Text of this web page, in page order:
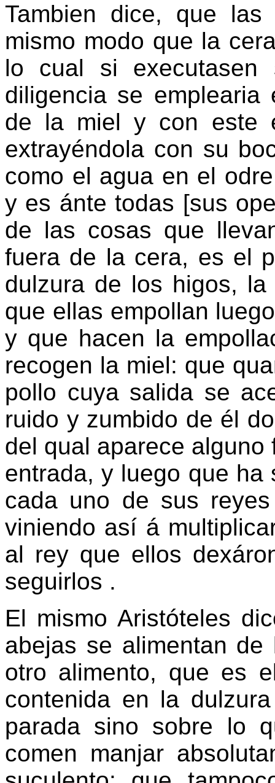
Tambien dice, que
mismo modo que la
lo cual si
diligencia se
de la miel y con este
extrayéndola con su
como el agua en el
y es ánte todas [sus
de las cosas que
fuera de la cera, es el
dulzura de los higos,
que ellas empollan
y que hacen la
recogen la miel: que
pollo cuya salida se
ruido y zumbido de él
del qual aparece
entrada, y luego que
cada uno de sus
viniendo así á
al rey que ellos
seguirlos .
El mismo Aristóteles
abejas se alimentan
otro alimento, que es
contenida en la
parada sino sobre lo
comen manjar